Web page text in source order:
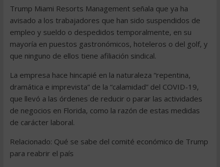
Trump Miami Resorts Management señala que ya ha
avisado a los trabajadores que han sido suspendidos de
empleo y sueldo o despedidos temporalmente, en su
mayoría en puestos gastronómicos, hoteleros o del golf, y
que ninguno de ellos tiene afiliación sindical.
La empresa hace hincapié en la naturaleza “repentina,
dramática e imprevista” de la “calamidad” del COVID-19,
que llevó a las órdenes de reducir o parar las actividades
de negocios en Florida, como la razón de estas medidas
de carácter laboral.
Relacionado: Qué se sabe del comité económico de Trump
para reabrir el país